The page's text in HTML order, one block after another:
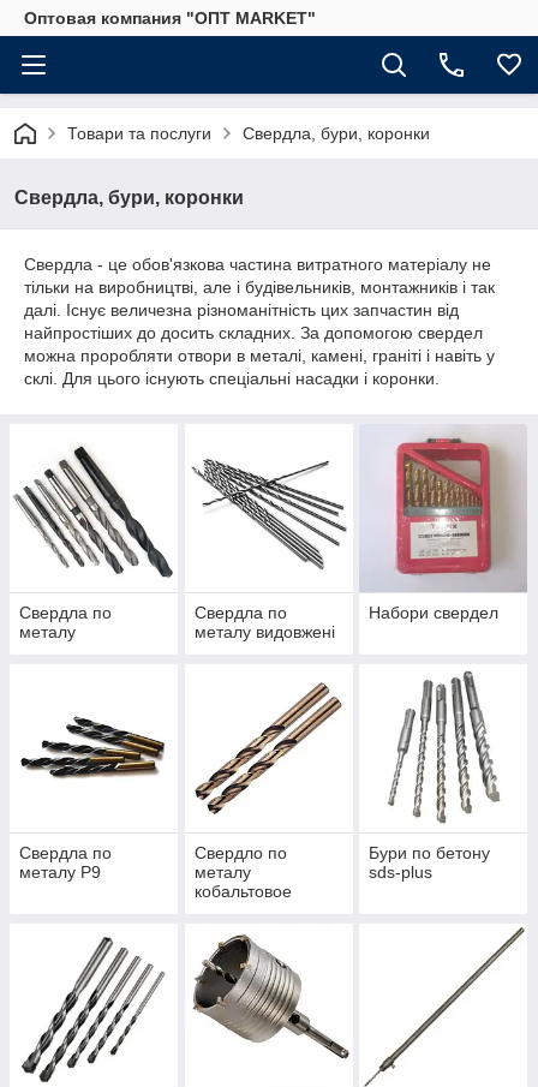
Оптовая компания "ОПТ MARKET"
Товари та послуги Свердла, бури, коронки
Свердла, бури, коронки
Свердла - це обов'язкова частина витратного матеріалу не
тільки на виробництві, але і будівельників, монтажників і так
далі. Існує величезна різноманітність цих запчастин від
найпростіших до досить складних. За допомогою свердел
можна проробляти отвори в металі, камені, граніті і навіть у
склі. Для цього існують спеціальні насадки і коронки.
Свердла по
металу
Свердла по
металу видовжені
Набори свердел
Свердла по
металу Р9
Свердло по
металу
кобальтовое
Бури по бетону
sds-plus